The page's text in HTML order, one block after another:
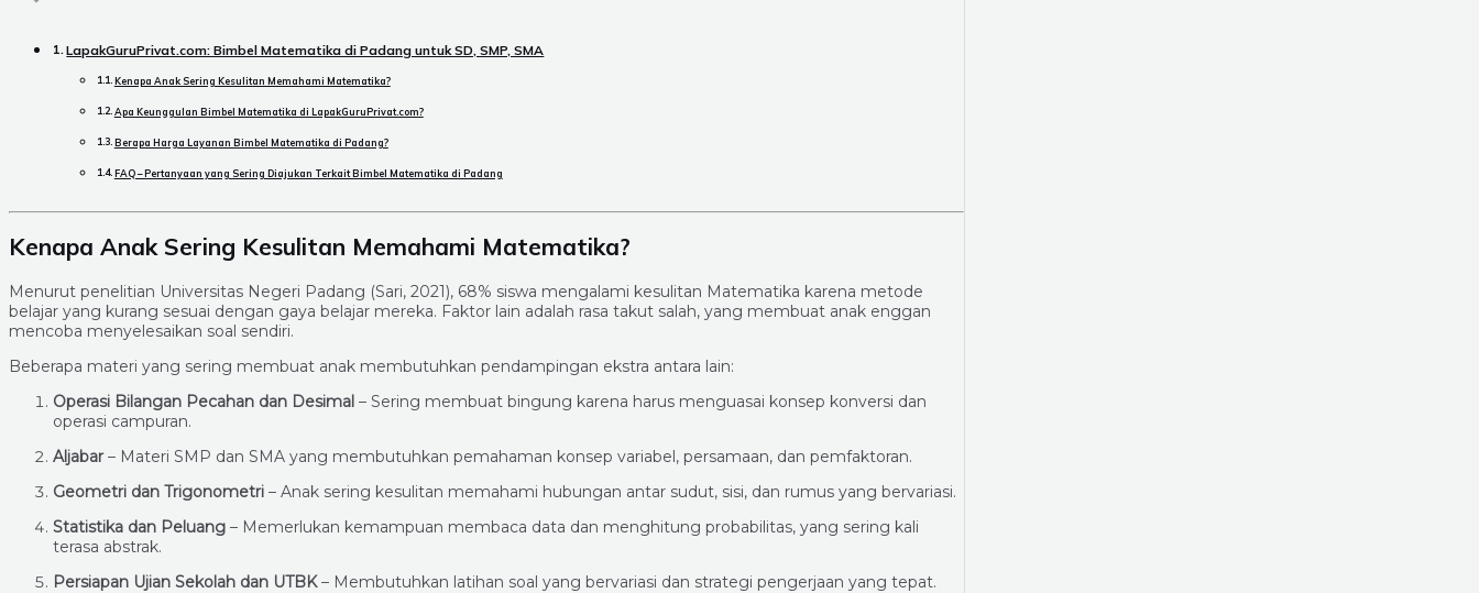
LapakGuruPrivat.com: Bimbel Matematika di Padang untuk SD, SMP, SMA
Kenapa Anak Sering Kesulitan Memahami Matematika?
Apa Keunggulan Bimbel Matematika di LapakGuruPrivat.com?
Berapa Harga Layanan Bimbel Matematika di Padang?
FAQ – Pertanyaan yang Sering Diajukan Terkait Bimbel Matematika di Padang
Kenapa Anak Sering Kesulitan Memahami Matematika?
Menurut penelitian Universitas Negeri Padang (Sari, 2021), 68% siswa mengalami kesulitan Matematika karena metode
belajar yang kurang sesuai dengan gaya belajar mereka. Faktor lain adalah rasa takut salah, yang membuat anak enggan
mencoba menyelesaikan soal sendiri.
Beberapa materi yang sering membuat anak membutuhkan pendampingan ekstra antara lain:
Operasi Bilangan Pecahan dan Desimal – Sering membuat bingung karena harus menguasai konsep konversi dan
operasi campuran.
Aljabar– Materi SMP dan SMA yang membutuhkan pemahaman konsep variabel, persamaan, dan pemfaktoran.
Geometri dan Trigonometri – Anak sering kesulitan memahami hubungan antar sudut, sisi, dan rumus yang bervariasi.
Statistika dan Peluang – Memerlukan kemampuan membaca data dan menghitung probabilitas, yang sering kali
terasa abstrak.
Persiapan Ujian Sekolah dan UTBK– Membutuhkan latihan soal yang bervariasi dan strategi pengerjaan yang tepat.